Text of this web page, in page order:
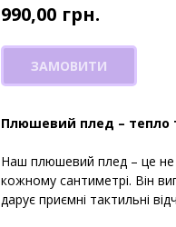
990,00 грн.
ЗАМОВИТИ
Плюшевий плед – тепло
Наш плюшевий плед – це не
кожному сантиметрі. Він
дарує приємні тактильні